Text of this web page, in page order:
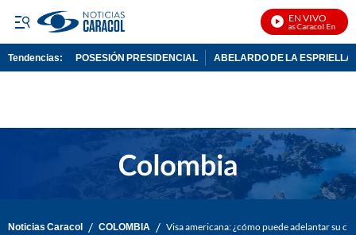
EN VIVO
Noticias Caracol En Vivo
Tendencias: POSESIÓN PRESIDENCIAL ABELARDO DE LA ESPRIELLA
Noticias Caracol / COLOMBIA / Visa americana: ¿cómo puede adelantar su